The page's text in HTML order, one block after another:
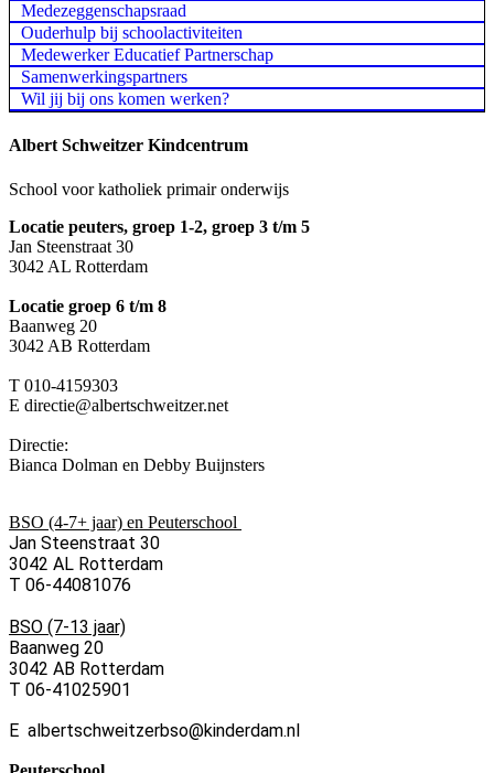
Medezeggenschapsraad
Ouderhulp bij schoolactiviteiten
Medewerker Educatief Partnerschap
Samenwerkingspartners
Wil jij bij ons komen werken?
Albert Schweitzer Kindcentrum
School voor katholiek primair onderwijs
Locatie peuters, groep 1-2, groep 3 t/m 5
Jan Steenstraat 30
3042 AL Rotterdam
Locatie groep 6 t/m 8
Baanweg 20
3042 AB Rotterdam
T 010-4159303
E directie@albertschweitzer.net
Directie:
Bianca Dolman en Debby Buijnsters
BSO (4-7+ jaar) en Peuterschool
Jan Steenstraat 30
3042 AL Rotterdam
T 06-44081076
BSO (7-13 jaar)
Baanweg 20
3042 AB Rotterdam
T 06-41025901
E albertschweitzerbso@kinderdam.nl